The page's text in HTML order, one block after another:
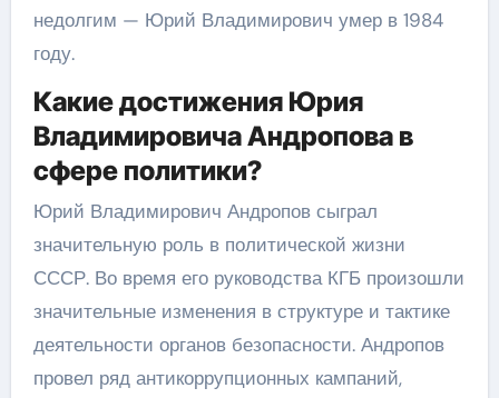
недолгим — Юрий Владимирович умер в 1984
году.
Какие достижения Юрия
Владимировича Андропова в
сфере политики?
Юрий Владимирович Андропов сыграл
значительную роль в политической жизни
СССР. Во время его руководства КГБ произошли
значительные изменения в структуре и тактике
деятельности органов безопасности. Андропов
провел ряд антикоррупционных кампаний,